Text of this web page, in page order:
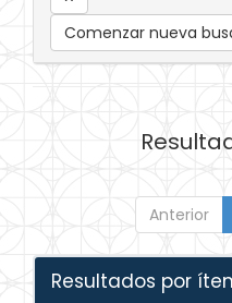
Comenzar nueva
Anterior
Resultados por